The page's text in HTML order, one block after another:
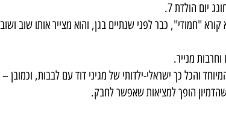
יום הולדת 7.
"חמודי", כבר לפני שנתיים בגן, והוא מצייר אותו שוב ושוב
מנייר.
והכל כך ישראלי-ילדותי של מגיני דוד עם לבבות, וכמובן –
הופך למציאות שאפשר לחבק.